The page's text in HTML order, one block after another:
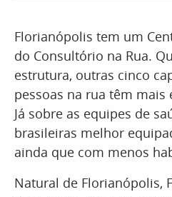
Florianópolis tem um
do Consultório na Rua.
estrutura, outras cinco
pessoas na rua têm
Já sobre as equipes de
brasileiras melhor
ainda que com menos
Natural de Florianópolis,